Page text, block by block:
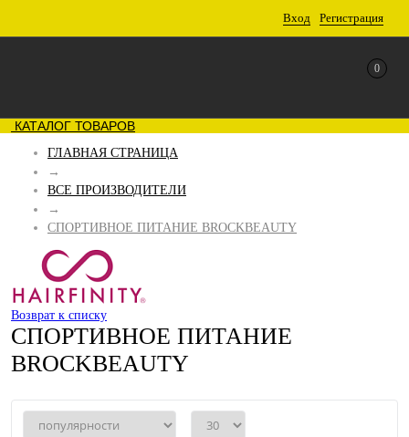
Вход Регистрация
0
КАТАЛОГ ТОВАРОВ
ГЛАВНАЯ СТРАНИЦА
→
ВСЕ ПРОИЗВОДИТЕЛИ
→
СПОРТИВНОЕ ПИТАНИЕ BROCKBEAUTY
Возврат к списку
СПОРТИВНОЕ ПИТАНИЕ
BROCKBEAUTY